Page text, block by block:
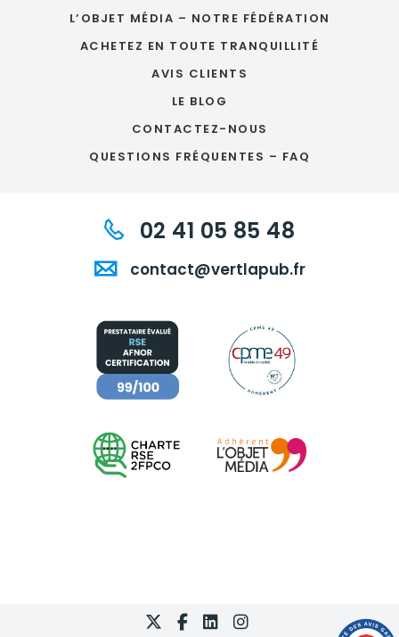
L’OBJET MÉDIA – NOTRE FÉDÉRATION
ACHETEZ EN TOUTE TRANQUILLITÉ
AVIS CLIENTS
LE BLOG
CONTACTEZ-NOUS
QUESTIONS FRÉQUENTES – FAQ
02 41 05 85 48
contact@vertlapub.fr